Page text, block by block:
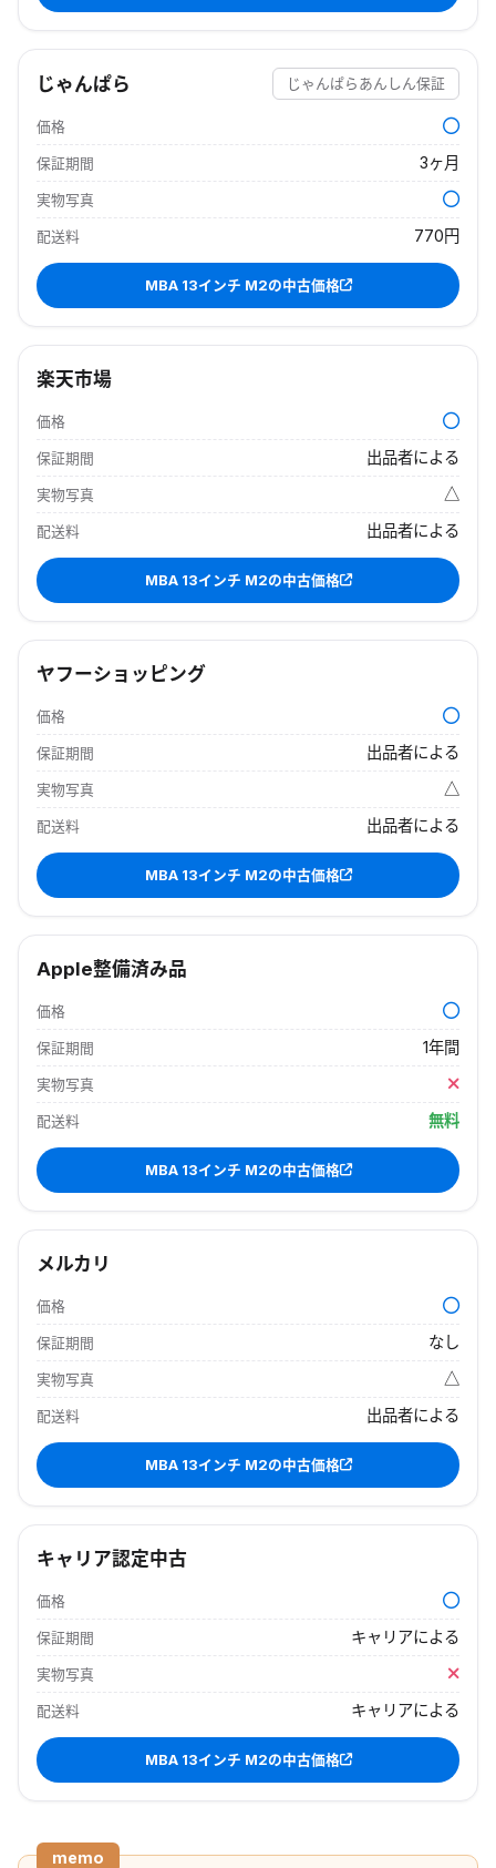
じゃんぱら じゃんぱらあんしん保証
価格
保証期間 3ヶ月
実物写真
配送料 770円
MBA 13インチ M2の中古価格
楽天市場
価格
保証期間 出品者による
実物写真 △
配送料 出品者による
MBA 13インチ M2の中古価格
ヤフーショッピング
価格
保証期間 出品者による
実物写真 △
配送料 出品者による
MBA 13インチ M2の中古価格
Apple整備済み品
価格
保証期間 1年間
実物写真
配送料 無料
MBA 13インチ M2の中古価格
メルカリ
価格
保証期間 なし
実物写真 △
配送料 出品者による
MBA 13インチ M2の中古価格
キャリア認定中古
価格
保証期間 キャリアによる
実物写真
配送料 キャリアによる
MBA 13インチ M2の中古価格
memo